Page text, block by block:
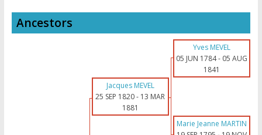
Ancestors
Yves MEVEL
05 JUN 1784- 05 AUG
1841
Jacques MEVEL
25 SEP 1820- 13 MAR
1881
Marie Jeanne MARTIN